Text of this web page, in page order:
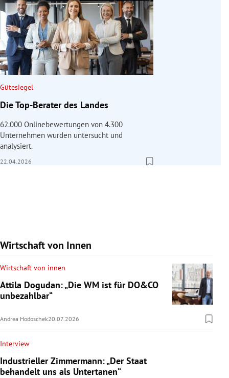
Gütesiegel
Die Top-Berater des Landes
62.000 Onlinebewertungen von 4.300
Unternehmen wurden untersucht und
analysiert.
22.04.2026
Wirtschaft von Innen
Wirtschaft von innen
Attila Dogudan: „Die WM ist für DO&CO
unbezahlbar“
Andrea Hodoschek20.07.2026
Interview
Industrieller Zimmermann: „Der Staat
behandelt uns als Untertanen“